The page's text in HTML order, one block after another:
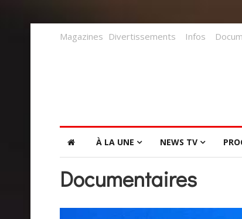
Magazines Divertissements Infos
À LA UNE NEWS TV
Documentaires